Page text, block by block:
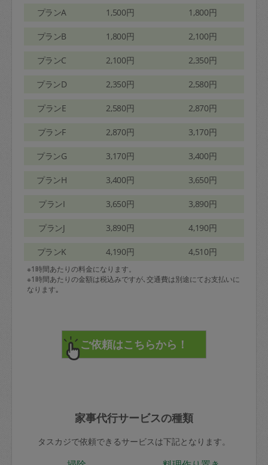
プランA 1,500円 1,800円
プランB 1,800円 2,100円
プランC 2,100円 2,350円
プランD 2,350円 2,580円
プランE 2,580円 2,870円
プランF 2,870円 3,170円
プランG 3,170円 3,400円
プランH 3,400円 3,650円
プランI 3,650円 3,890円
プランJ 3,890円 4,190円
プランK 4,190円 4,510円
※1時間あたりの料金になります。
※1時間あたりの金額は税込みですが､交通費は別途にてお支払いに
なります｡
家事代行サービスの種類
タスカジで依頼できるサービスは下記となります。